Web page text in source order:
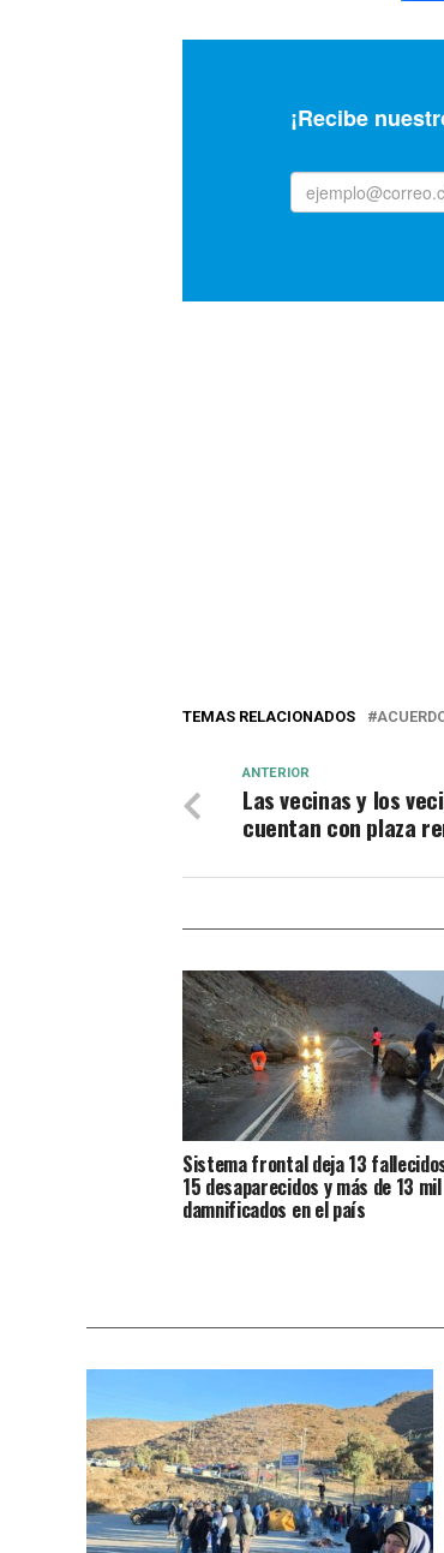
TEMAS RELACIONADOS
ANTERIOR
Las vecinas y los
cuentan con plaza
Sistema frontal deja 13
15 desaparecidos y más de 13 mil
damnificados en el país